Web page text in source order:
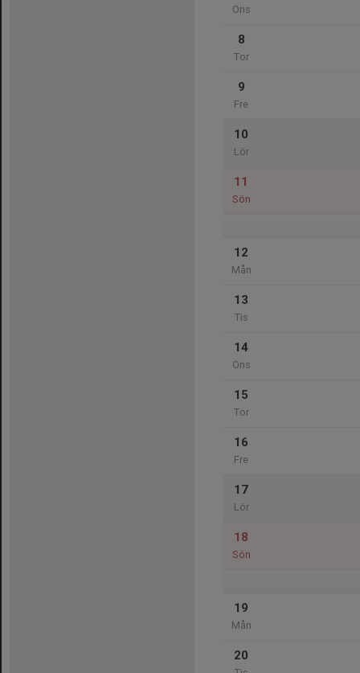
Ons
8
Tor
9
Fre
10
Lör
11
Sön
12
Mån
13
Tis
14
Ons
15
Tor
16
Fre
17
Lör
18
Sön
19
Mån
20